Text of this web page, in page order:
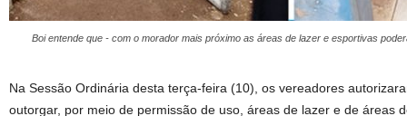
Boi entende que - com o morador mais próximo as áreas de lazer e esportivas
Na Sessão Ordinária desta terça-feira (10), os vereadores
outorgar, por meio de permissão de uso, áreas de lazer e de áreas